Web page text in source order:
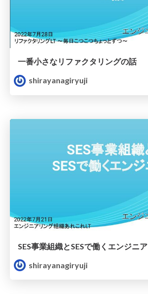
一番小さなリファクタリングの話
shirayanagiryuji
SES事業組織とSESで働くエンジニア
shirayanagiryuji